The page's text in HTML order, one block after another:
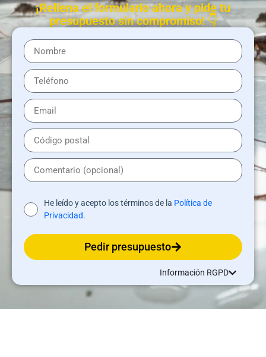
¡Rellena el formulario ahora y pide tu
presupuesto sin compromiso! 👇
He leído y acepto los términos de la Política de
Privacidad.
Pedir presupuesto
Información RGPD